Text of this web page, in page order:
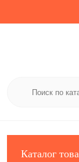
Каталог